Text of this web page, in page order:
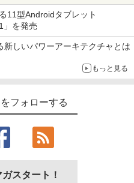
11型Androidタブレット
」を発売
しいパワーアーキテクチャとは
もっと見る
フォローする
スタート！